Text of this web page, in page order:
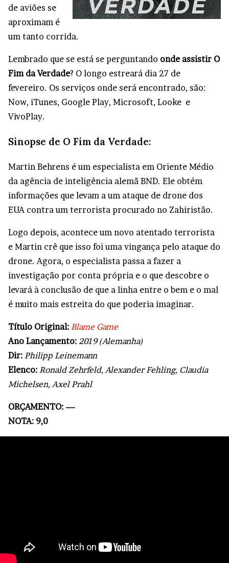
de aviões se
aproximam é
um tanto corrida.
Lembrado que se está se perguntando onde assistir O
Fim da Verdade? O longo estreará dia 27 de
fevereiro. Os serviços onde será encontrado, são:
Now, iTunes, Google Play, Microsoft, Looke e
VivoPlay.
Sinopse de O Fim da Verdade:
Martin Behrens é um especialista em Oriente Médio
da agência de inteligência alemã BND. Ele obtém
informações que levam a um ataque de drone dos
EUA contra um terrorista procurado no Zahiristão.
Logo depois, acontece um novo atentado terrorista
e Martin crê que isso foi uma vingança pelo ataque do
drone. Agora, o especialista passa a fazer a
investigação por conta própria e o que descobre o
levará à conclusão de que a linha entre o bem e o mal
é muito mais estreita do que poderia imaginar.
Título Original: Blame Game
Ano Lançamento: 2019 (Alemanha)
Dir: Philipp Leinemann
Elenco: Ronald Zehrfeld, Alexander Fehling, Claudia
Michelsen, Axel Prahl
ORÇAMENTO: —
NOTA: 9,0